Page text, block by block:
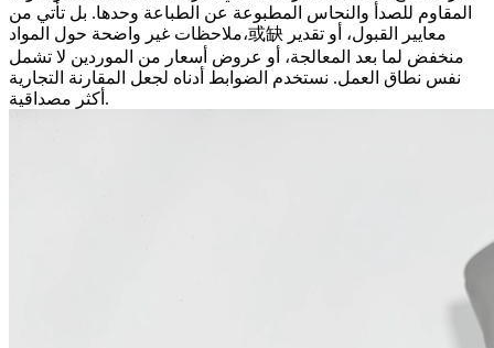
المقاوم للصدأ والنحاس المطبوعة عن الطباعة وحدها. بل تأتي من
ملاحظات غير واضحة حول المواد،或缺 معايير القبول، أو تقدير
منخفض لما بعد المعالجة، أو عروض أسعار من الموردين لا تشمل
نفس نطاق العمل. نستخدم الضوابط أدناه لجعل المقارنة التجارية
أكثر مصداقية.